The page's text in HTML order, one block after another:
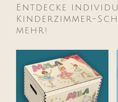
Entdecke
Kinderzimmer-
mehr!